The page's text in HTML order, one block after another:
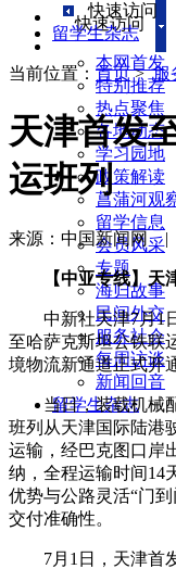
快速访问
本网首发
特别推荐
热点聚焦
各地动态
学习园地
政策解读
菖蒲河观
留学信息
会员风采
专题
海归故事
民间外交
服务社会
每周访谈
新闻回音
留学生杂志
快速访问
留学生杂志
当前位置： 首页>服
天津首发
运班列
来源：中国新闻网 |
【中亚专线】天
中新社天津7月1日
至哈萨克斯坦公铁联
境物流新通道正式开
当日，装载机械配
班列从天津国际陆港
运输，经巴克图口岸
纳，全程运输时间14
优势与公路灵活“门
交付准确性。
7月1日，天津首